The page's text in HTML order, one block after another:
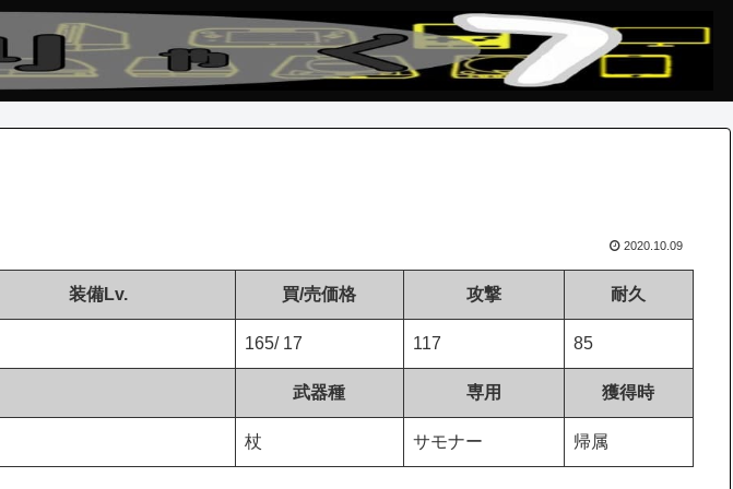
2020.10.09
装備Lv. 買/売価格 攻撃 耐久
165/ 17 117 85
武器種 専用 獲得時
杖 サモナー 帰属